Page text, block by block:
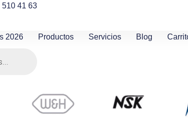
510 41 63
2026 Productos Servicios Blog